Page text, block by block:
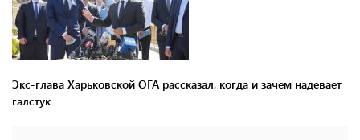
Экс-глава Харьковской ОГА рассказал, когда и зачем надевает
галстук